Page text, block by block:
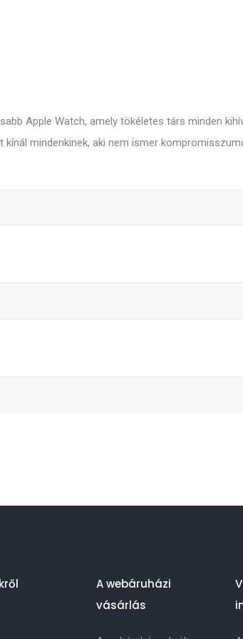
Apple Watch, amely tökéletes társ minden
mindenkinek, aki nem ismer
A webáruházi
vásárlás